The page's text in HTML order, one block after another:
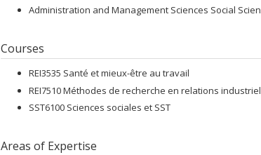
Administration and Management Sciences Social
Courses
REI3535 Santé et mieux-être au travail
REI7510 Méthodes de recherche en relations
SST6100 Sciences sociales et SST
Areas of Expertise